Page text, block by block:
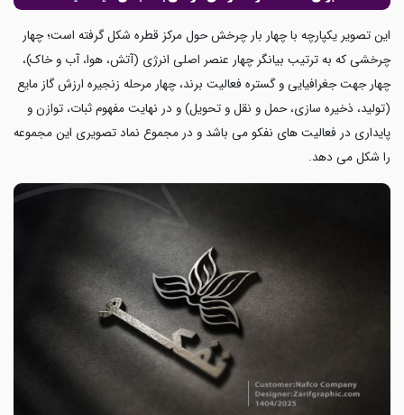
این تصویر یکپارچه با چهار بار چرخش حول مرکز قطره شکل گرفته است؛ چهار
چرخشی که به ترتیب بیانگر چهار عنصر اصلی انرژی (آتش، هوا، آب و خاک)،
چهار جهت جغرافیایی و گستره فعالیت برند، چهار مرحله زنجیره ارزش گاز مایع
(تولید، ذخیره‌ سازی، حمل و نقل و تحویل) و در نهایت مفهوم ثبات، توازن و
پایداری در فعالیت های نفکو می باشد و در مجموع نماد تصویری این مجموعه
را شکل می دهد.